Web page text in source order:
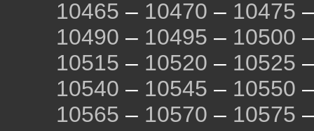
10465 – 10470 – 10475
10490 – 10495 – 10500
10515 – 10520 – 10525
10540 – 10545 – 10550
10565 – 10570 – 10575